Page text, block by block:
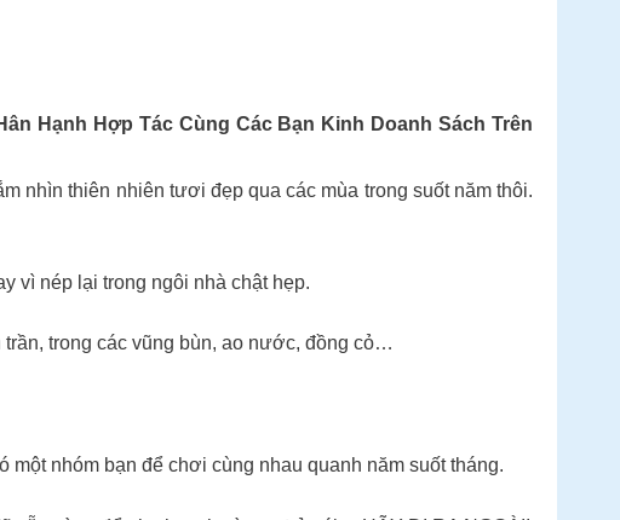
Hạnh Hợp Tác Cùng Các Bạn Kinh Doanh Sách Trên
nhìn thiên nhiên tươi đẹp qua các mùa trong suốt năm thôi.
vì nép lại trong ngôi nhà chật hẹp.
trong các vũng bùn, ao nước, đồng cỏ…
nhóm bạn để chơi cùng nhau quanh năm suốt tháng.